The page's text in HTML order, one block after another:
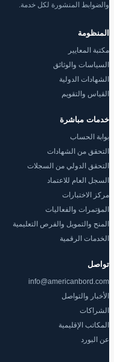
والضوابط المنشورة لكل خدمة.
المنظومة
مكتبة المعايير
السياسات والوثائق
الشهادات الدولية
القياس والتقويم
خدمات مباشرة
بوابة الحساب
التحقق من الشهادات
التحقق الدولي من السجلات
السجل العام للاعتماد
مركز الاختبارات
المؤتمرات والفعاليات
المنح والتمويل والفرص التعليمية
الخدمات الرقمية
تواصل
info@americanbord.com
الأخبار والتواصل
الشراكات
المكاتب الإقليمية
عن البورد